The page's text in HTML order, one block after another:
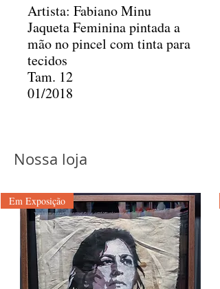
Artista: Fabiano Minu
Jaqueta Feminina pintada a
mão no pincel com tinta para
tecidos
Tam. 12
01/2018
Nossa loja
Em Exposição